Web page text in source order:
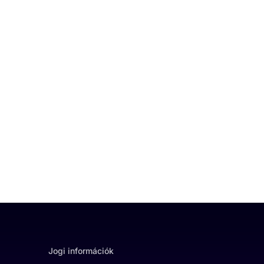
Jogi információk